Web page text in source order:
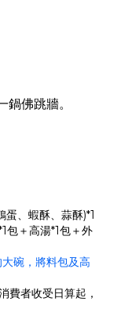
佛跳牆。
、蝦酥、蒜酥)*1
包＋高湯*1包＋外
碗，將料包及高
者收受日算起，